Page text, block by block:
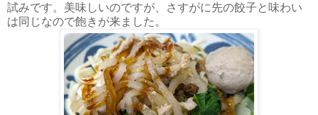
試みです。美味しいのですが、さすがに先の餃子と味わい
は同じなので飽きが来ました。